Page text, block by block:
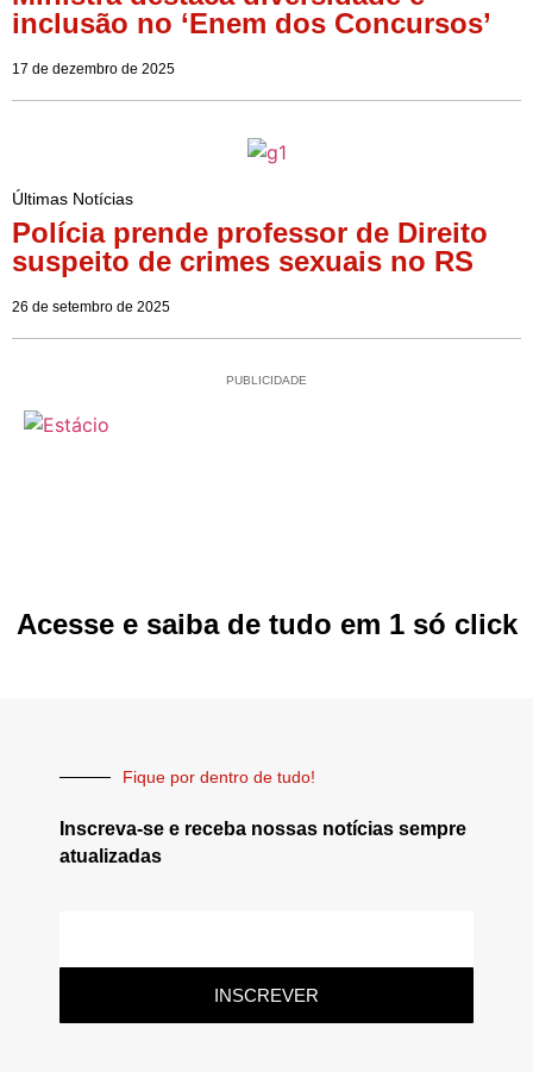
inclusão no ‘Enem dos Concursos’
17 de dezembro de 2025
Últimas Notícias
Polícia prende professor de Direito
suspeito de crimes sexuais no RS
26 de setembro de 2025
PUBLICIDADE
Acesse e saiba de tudo em 1 só click
Fique por dentro de tudo!
Inscreva-se e receba nossas notícias sempre
atualizadas
INSCREVER